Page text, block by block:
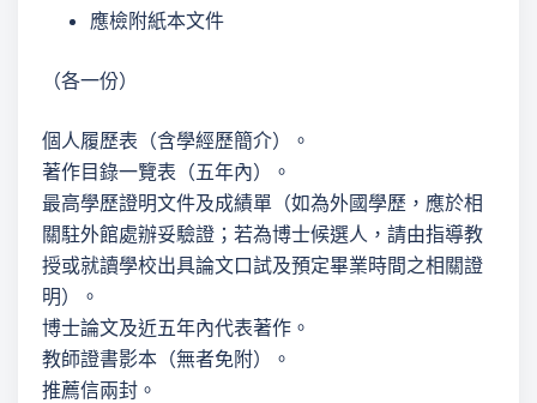
應檢附紙本文件
（各一份）
個人履歷表（含學經歷簡介）。
著作目錄一覽表（五年內）。
最高學歷證明文件及成績單（如為外國學歷，應於相
關駐外館處辦妥驗證；若為博士候選人，請由指導教
授或就讀學校出具論文口試及預定畢業時間之相關證
明）。
博士論文及近五年內代表著作。
教師證書影本（無者免附）。
推薦信兩封。